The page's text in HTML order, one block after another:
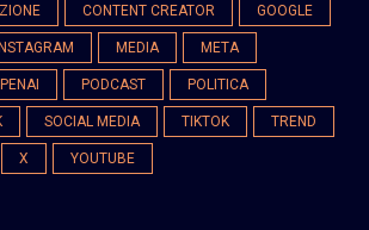
CONTENT CREATOR GOOGLE
MEDIA META
PODCAST POLITICA
SOCIAL MEDIA TIKTOK TREND
X YOUTUBE